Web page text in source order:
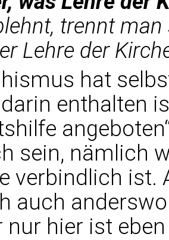
trennt
Lehre der
hat
enthalten
sein, nämlich
verbindlich ist.
auch
nur hier ist